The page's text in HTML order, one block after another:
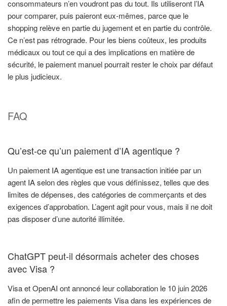
consommateurs n’en voudront pas du tout. Ils utiliseront l’IA
pour comparer, puis paieront eux-mêmes, parce que le
shopping relève en partie du jugement et en partie du contrôle.
Ce n’est pas rétrograde. Pour les biens coûteux, les produits
médicaux ou tout ce qui a des implications en matière de
sécurité, le paiement manuel pourrait rester le choix par défaut
le plus judicieux.
FAQ
Qu’est-ce qu’un paiement d’IA agentique ?
Un paiement IA agentique est une transaction initiée par un
agent IA selon des règles que vous définissez, telles que des
limites de dépenses, des catégories de commerçants et des
exigences d’approbation. L’agent agit pour vous, mais il ne doit
pas disposer d’une autorité illimitée.
ChatGPT peut-il désormais acheter des choses
avec Visa ?
Visa et OpenAI ont annoncé leur collaboration le 10 juin 2026
afin de permettre les paiements Visa dans les expériences de